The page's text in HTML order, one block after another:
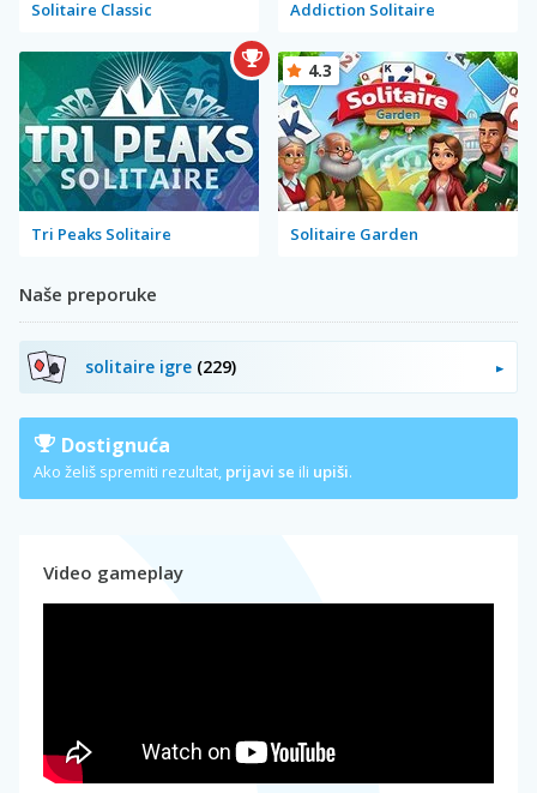
Solitaire Classic Addiction Solitaire
Tri Peaks Solitaire Solitaire Garden
4.3
Naše preporuke
solitaire igre (229)
Dostignuća
Ako želiš spremiti rezultat, prijavi se ili upiši.
Video gameplay